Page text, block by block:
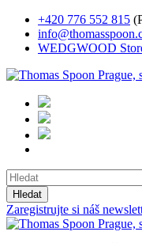
+420 776 552 815
WEDGWOOD
Hledat
Zaregistrujte si náš